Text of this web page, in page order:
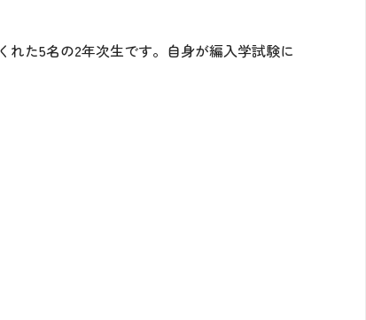
た5名の2年次生です。自身が編入学試験に